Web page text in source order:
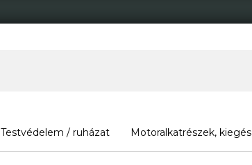
Testvédelem / ruházat Motoralkatrészek,